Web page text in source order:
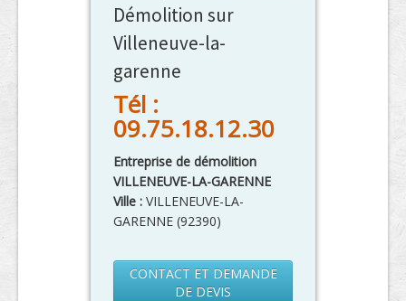
Démolition sur
Villeneuve-la-
garenne
Tél :
09.75.18.12.30
Entreprise de démolition
VILLENEUVE-LA-GARENNE
Ville : VILLENEUVE-LA-
GARENNE (92390)
CONTACT ET DEMANDE
DE DEVIS